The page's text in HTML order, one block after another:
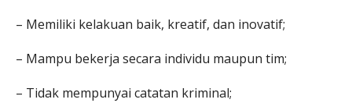
– Memiliki kelakuan baik, kreatif, dan inovatif;
– Mampu bekerja secara individu maupun tim;
– Tidak mempunyai catatan kriminal;